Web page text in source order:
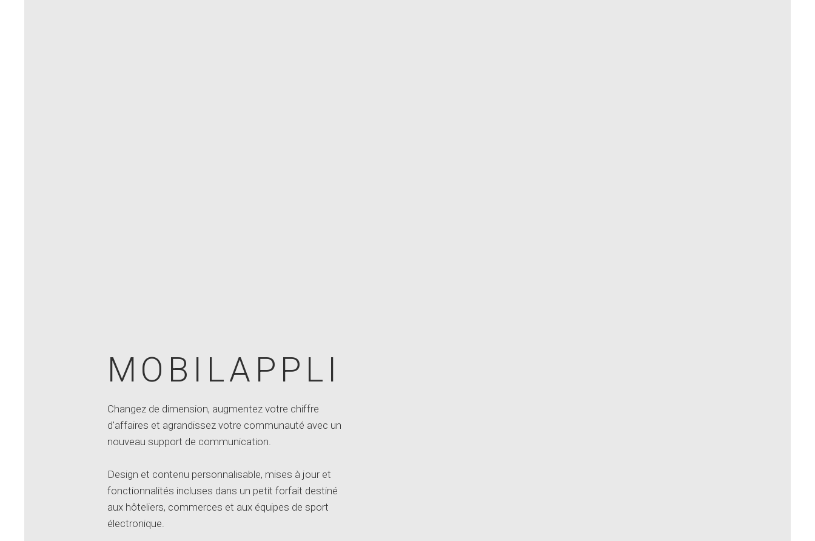
MOBILAPPLI
Changez de dimension, augmentez votre chiffre
d'affaires et agrandissez votre communauté avec un
nouveau support de communication.
Design et contenu personnalisable, mises à jour et
fonctionnalités incluses dans un petit forfait destiné
aux hôteliers, commerces et aux équipes de sport
électronique.